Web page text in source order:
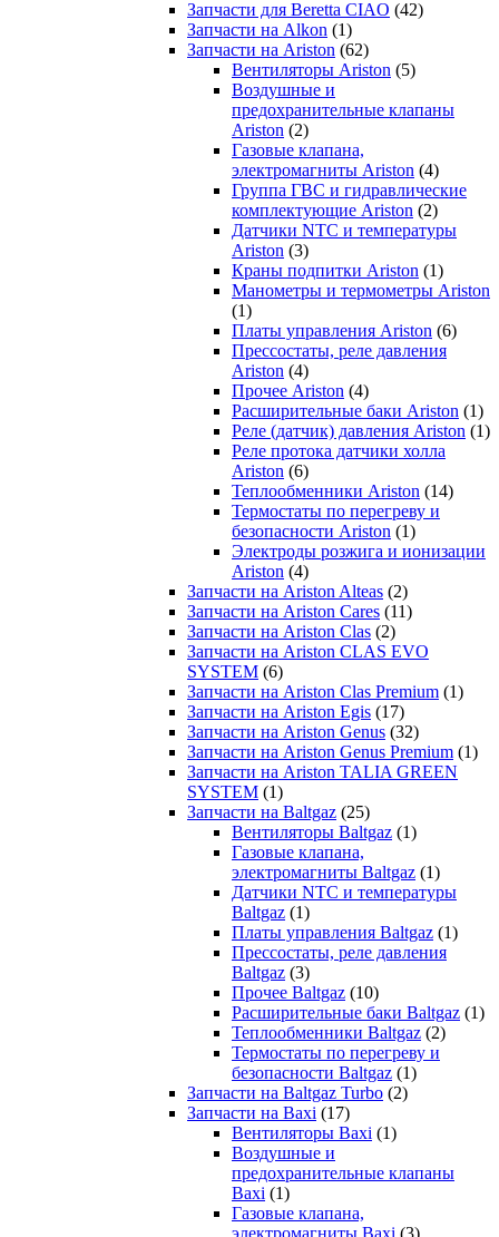
Запчасти для Beretta CIAO (42)
Запчасти на Alkon (1)
Запчасти на Ariston (62)
Вентиляторы Ariston (5)
Воздушные и
предохранительные клапаны
Ariston (2)
Газовые клапана,
электромагниты Ariston (4)
Группа ГВС и гидравлические
комплектующие Ariston (2)
Датчики NTC и температуры
Ariston (3)
Краны подпитки Ariston (1)
Манометры и термометры Ariston
(1)
Платы управления Ariston (6)
Прессостаты, реле давления
Ariston (4)
Прочее Ariston (4)
Расширительные баки Ariston (1)
Реле (датчик) давления Ariston (1)
Реле протока датчики холла
Ariston (6)
Теплообменники Ariston (14)
Термостаты по перегреву и
безопасности Ariston (1)
Электроды розжига и ионизации
Ariston (4)
Запчасти на Ariston Alteas (2)
Запчасти на Ariston Cares (11)
Запчасти на Ariston Clas (2)
Запчасти на Ariston CLAS EVO
SYSTEM (6)
Запчасти на Ariston Clas Premium (1)
Запчасти на Ariston Egis (17)
Запчасти на Ariston Genus (32)
Запчасти на Ariston Genus Premium (1)
Запчасти на Ariston TALIA GREEN
SYSTEM (1)
Запчасти на Baltgaz (25)
Вентиляторы Baltgaz (1)
Газовые клапана,
электромагниты Baltgaz (1)
Датчики NTC и температуры
Baltgaz (1)
Платы управления Baltgaz (1)
Прессостаты, реле давления
Baltgaz (3)
Прочее Baltgaz (10)
Расширительные баки Baltgaz (1)
Теплообменники Baltgaz (2)
Термостаты по перегреву и
безопасности Baltgaz (1)
Запчасти на Baltgaz Turbo (2)
Запчасти на Baxi (17)
Вентиляторы Baxi (1)
Воздушные и
предохранительные клапаны
Baxi (1)
Газовые клапана,
электромагниты Baxi (3)